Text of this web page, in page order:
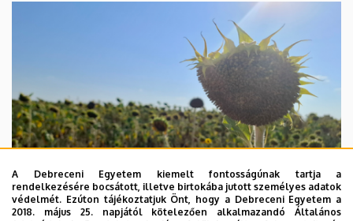
A Debreceni Egyetem kiemelt fontosságúnak tartja a
rendelkezésére bocsátott, illetve birtokába jutott személyes adatok
védelmét. Ezúton tájékoztatjuk Önt, hogy a Debreceni Egyetem a
2018. május 25. napjától kötelezően alkalmazandó Általános